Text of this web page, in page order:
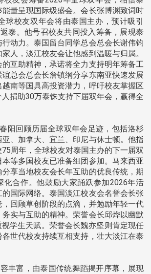
能量呈现国际级盛会。会长张博渊致词时
球校友双年会将由泰国主办，预计吸引
泰。他号召校友共同投入筹备，展现泰
动力。泰国留台同学总会总会长谢伟钧
人，淡江校友会让他感到温暖与归属。
互助精神，承诺将全力支持明年筹备工
总会总会长詹镇纲分享东南亚快速发展
南等国具高投资潜力，呼吁校友掌握区
捐助30万泰铢支持下届双年会，赢得全
阳回顾历届全球双年会足迹，包括洛杉
、加拿大、宜兰、印尼与休士顿。他指
周年，全球校友对泰国主办的下一届双
等多国校友已准备组团参加。马来西亚
享当地校友会长年互助的优良传统，期
化合作。他鼓励大家踊跃参加2026年活
国际网络。泰国淡江校友会名誉会长张
回顾草创阶段的点滴，并勉励年轻一代
实与互助的精神。荣誉会长邱烨以幽默
学生天赋。荣誉会长魏亦坚则肯定现任
各世代校友持续互相支持，壮大淡江在泰
丰富，由泰国传统舞蹈揭开序幕，展现